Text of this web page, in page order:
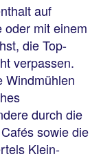
auf
oder mit einem
die Top-
verpassen.
Windmühlen
durch die
sowie die
Klein-